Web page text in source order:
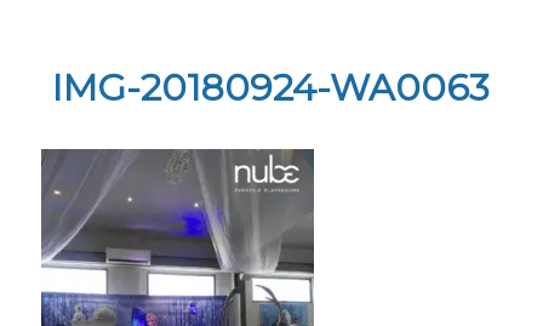
IMG-20180924-WA0063